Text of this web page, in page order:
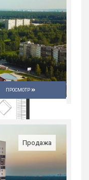
ПРОСМОТР
Продажа